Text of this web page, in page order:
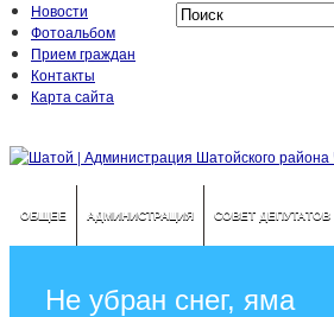
Новости
Фотоальбом
Прием граждан
Контакты
Карта сайта
ОБЩЕЕ АДМИНИСТРАЦИЯ СОВЕТ ДЕПУТАТОВ
Не убран снег, яма